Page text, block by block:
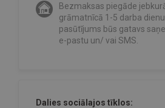
Bezmaksas piegāde
grāmatnīcā 1-5 darba
pasūtījums būs gatavs
e-pastu un/ vai SMS.
Dalies sociālajos tīklos: